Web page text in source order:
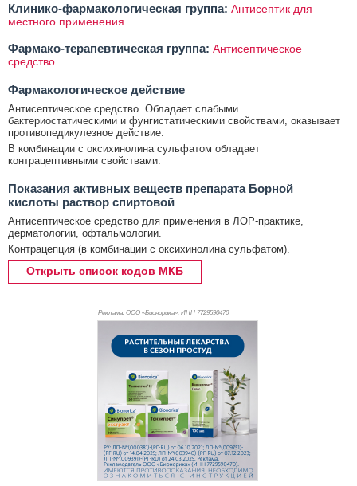
Клинико-фармакологическая группа: Антисептик для
местного применения
Фармако-терапевтическая группа: Антисептическое
средство
Фармакологическое действие
Антисептическое средство. Обладает слабыми
бактериостатическими и фунгистатическими свойствами, оказывает
противопедикулезное действие.
В комбинации с оксихинолина сульфатом обладает
контрацептивными свойствами.
Показания активных веществ препарата Борной
кислоты раствор спиртовой
Антисептическое средство для применения в ЛОР-практике,
дерматологии, офтальмологии.
Контрацепция (в комбинации с оксихинолина сульфатом).
Открыть список кодов МКБ
Реклама. ООО «Бионорика», ИНН 7729590470